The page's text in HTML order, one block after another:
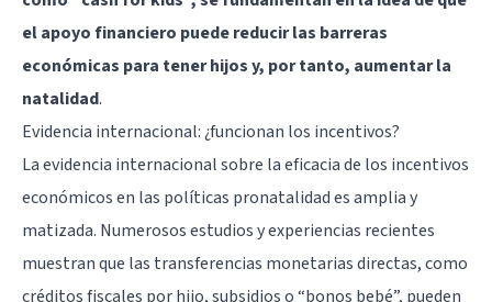
el apoyo financiero puede reducir las barreras
económicas para tener hijos y, por tanto, aumentar la
natalidad.
Evidencia internacional: ¿funcionan los incentivos?
La evidencia internacional sobre la eficacia de los incentivos
económicos en las políticas pronatalidad es amplia y
matizada. Numerosos estudios y experiencias recientes
muestran que las transferencias monetarias directas, como
créditos fiscales por hijo, subsidios o “bonos bebé”, pueden